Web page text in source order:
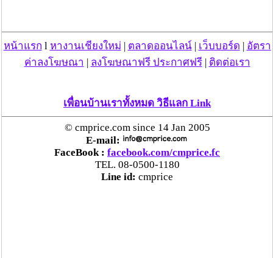
แต่ละภูมิภาค รวมถึงการผ่อนคลายระยะกำหนดวันการกักตัว
.
นายอิทธิพล ยกตัวอย่างพื้นที่ที่จะมีการจัดโซนนิ่งกิจกรรมที่ต้องมีเจ้า
ภาพรับผิดชอบ เช่น ภูเก็ต สมุย พัทยา เชียงใหม่ ส่วนข้อสรุปจะต้อง
สถานการณ์ที่เกิดขึ้น ทั้งนี้ย้ำว่าข้อสำคัญการจัดกิจกรรมต้องลด
ความแออัดของประชาชน
วันที่ 09 มี.ค. 64 14:38:51 , ดู 1076 ครั้ง
กระทู้/ข่าว อื่นๆ ที่น่าสนใจ ในเว็บไซต์ cmprice.com
หน้าแรก l หางานเชียงใหม่ ตลาดออนไลน์| เว็บบอร์ด
อัตรา
ค่าลงโฆษณา
ลงโฆษณาฟรี ประกาศฟรี| ติดต่อเรา
เพื่อนบ้านเราทั้งหมด วิธีแลก Link
© cmprice.com since 14 Jan 2005
E-mail:
FaceBook : facebook.com/cmprice.fc
TEL. 08-0500-1180
Line id: cmprice